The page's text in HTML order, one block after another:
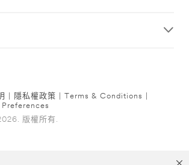
隱私權政策 Terms & Conditions
版權所有.